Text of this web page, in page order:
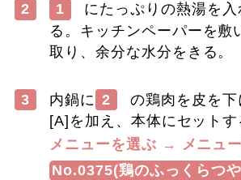
2 1
にたっぷりの熱湯を入
る。キッチンペーパーを敷
取り、余分な水分をきる。
3 内鍋に 2
の鶏肉を皮を下
[A]を加え、本体にセットす
メニューを選ぶ → メニュ
No.0375(鶏のふっくらつ